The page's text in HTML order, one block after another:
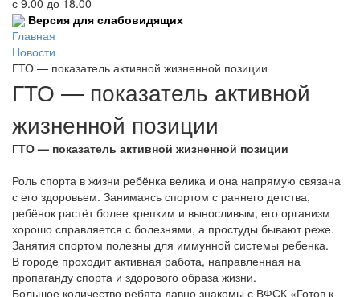
с 9.00 до 18.00
Версия для слабовидящих
Главная
Новости
ГТО — показатель активной жизненной позиции
ГТО — показатель активной
жизненной позиции
ГТО — показатель активной жизненной позиции
Роль спорта в жизни ребёнка велика и она напрямую связана
с его здоровьем. Занимаясь спортом с раннего детства,
ребёнок растёт более крепким и выносливым, его организм
хорошо справляется с болезнями, а простуды бывают реже.
Занятия спортом полезны для иммунной системы ребенка.
В городе проходит активная работа, направленная на
пропаганду спорта и здорового образа жизни.
Большое количество ребята давно знакомы с ВФСК «Готов к